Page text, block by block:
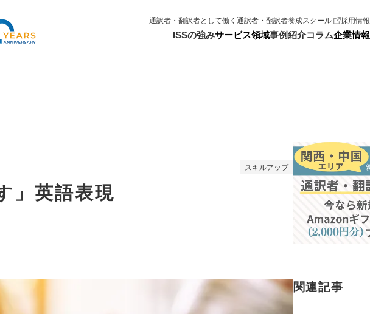
通訳者・翻訳者として働く通訳者・翻訳者養成スクール 採用情報
ISSの強みサービス領域事例紹介コラム企業情報
スキルアップ
」英語表現
関連記事